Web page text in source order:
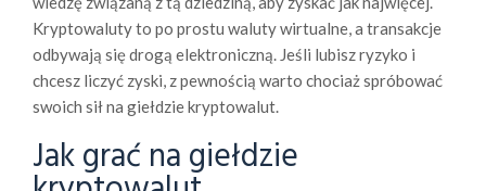
Kryptowaluty to po prostu waluty wirtualne, a transakcje
odbywają się drogą elektroniczną. Jeśli lubisz ryzyko i
chcesz liczyć zyski, z pewnością warto chociaż spróbować
swoich sił na giełdzie kryptowalut.
Jak grać na giełdzie